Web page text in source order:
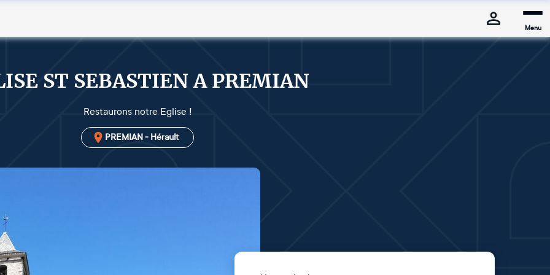
Menu
ST SEBASTIEN A PREMIAN
Restaurons notre Eglise !
PREMIAN - Hérault